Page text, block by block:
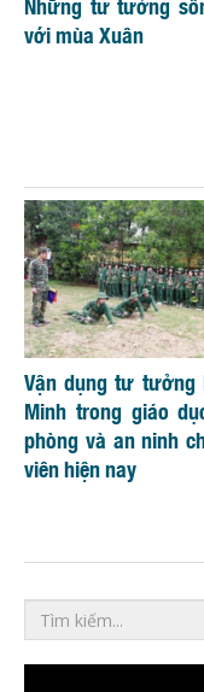
với mùa Xuân
Vận dụng tư tưởng
Minh trong giáo
phòng và an ninh
viên hiện nay